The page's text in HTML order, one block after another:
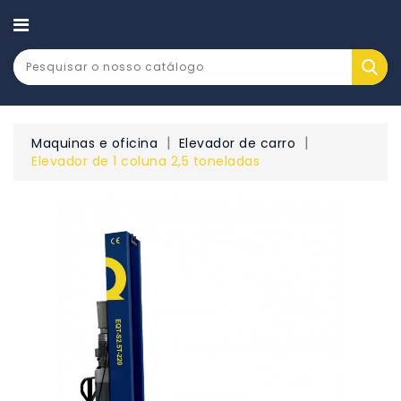
CATEGORY
Maquinas e oficina
Elevador de carro
Elevador de 1 coluna 2,5 toneladas